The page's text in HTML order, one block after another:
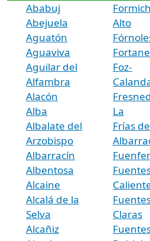
Ababuj
Abejuela
Aguatón
Aguaviva
Aguilar del
Alfambra
Alacón
Alba
Albalate del
Arzobispo
Albarracín
Albentosa
Alcaine
Alcalá de la
Selva
Alcañiz
Alto
Foz-
La
Frías de
Claras